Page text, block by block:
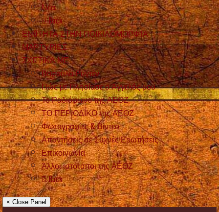
Νέα
Back
ΕΝOΤΗΤΑ ΣΤΗΝ ΠΟΙΚΙΛΟΜΟΡΦΊΑ
ΜΑΡΤΥΡIΕΣ
ΣΧΕΤΙΚΑ ΜΕ
Βασούλα Ρυντέν
Πώς με Πλησίασε ο Άγγελός μου
Το Ραδιόφωνο της ΑΕΘΖ
ΤΟ ΠΕΡΙΟΔΙΚΟ της ΑΕΘΖ
Φωτογραφίες & Βίντεο
Απαντήσεις σε Συχνές Ερωτήσεις
Επικοινωνία
Άλλοι ιστότοποι της ΑΕΘΖ
Back
× Close Panel